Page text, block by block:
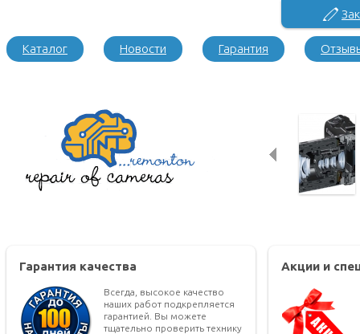
Каталог Новости Гарантия
Гарантия качества
Всегда, высокое качество
наших работ подкрепляется
гарантией. Вы можете
тщательно проверить технику
Акции и